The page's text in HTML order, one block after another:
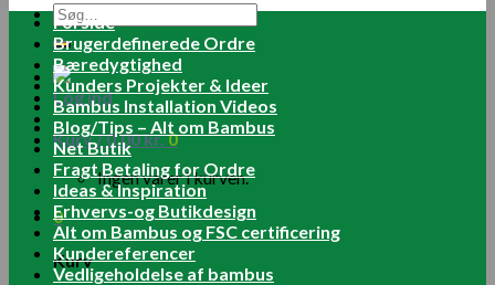
Søg
efter:
Log ind
Kurv /0.00kr.0
Ingen varer i kurven.
0
Kurv
Forside
Brugerdefinerede Ordre
Bæredygtighed
Kunders Projekter & Ideer
Bambus Installation Videos
Blog/Tips – Alt om Bambus
Net Butik
Fragt Betaling for Ordre
Ideas & Inspiration
Erhvervs-og Butikdesign
Alt om Bambus og FSC certificering
Kundereferencer
Vedligeholdelse af bambus